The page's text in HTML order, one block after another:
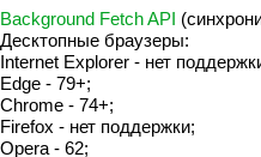
Background Fetch API
Десктопные браузеры:
Internet Explorer - нет
Edge - 79+;
Chrome - 74+;
Firefox - нет поддержки;
Opera - 62;